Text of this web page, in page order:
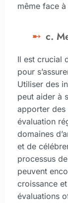
même face
c.
Il est crucial
pour
Utiliser des
peut aider à
apporter des
évaluation
domaines
et de
processus
peuvent
croissance
évaluations